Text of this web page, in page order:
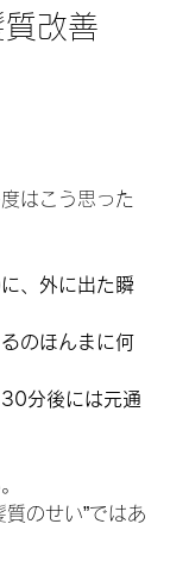
改善
はこう思った
、外に出た瞬
のほんまに何
30分後には元通
質のせい”ではあ